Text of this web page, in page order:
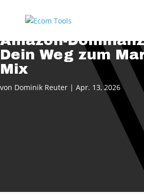
Amazon-
Dein Weg zum
Mix
von Dominik Reuter | Apr. 13, 2026